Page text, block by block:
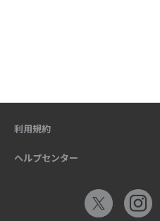
利用規約
ヘルプセンター